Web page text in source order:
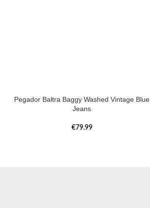
Pegador Baltra Baggy Washed Vintage Blue
Jeans
€79.99